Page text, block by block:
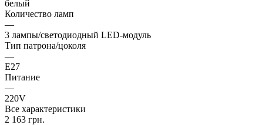
белый
Количество ламп
—
3 лампы/светодиодный LED-модуль
Тип патрона/цоколя
—
E27
Питание
—
220V
Все характеристики
2 163 грн.